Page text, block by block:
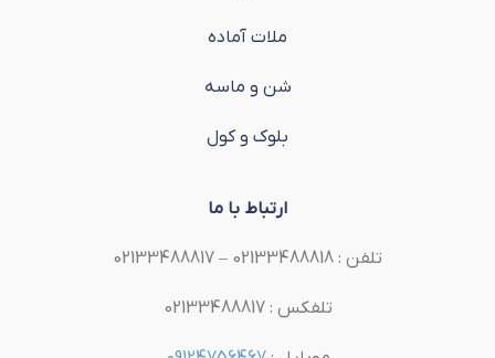
ملات آماده
شن و ماسه
بلوک و کول
ارتباط با ما
تلفن : 02133488818 – 02133488817
تلفکس : 02133488817